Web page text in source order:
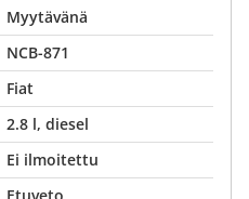
Myytävänä
NCB-871
Fiat
2.8 l, diesel
Ei ilmoitettu